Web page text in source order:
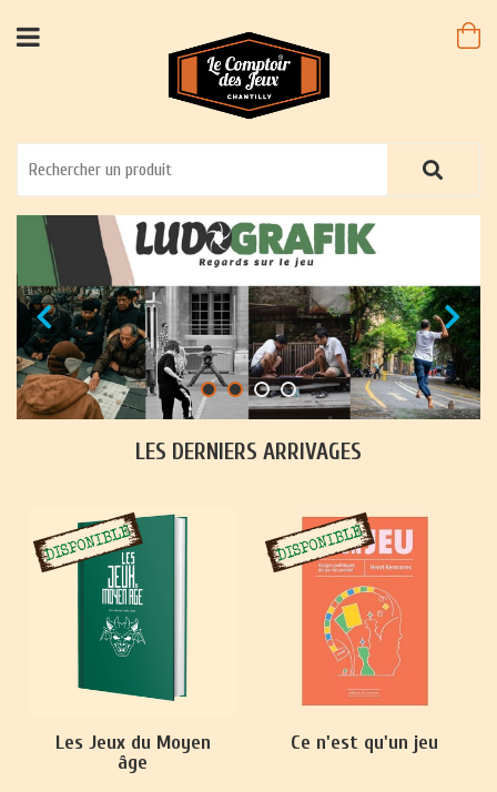
LES DERNIERS ARRIVAGES
Les Jeux du Moyen
âge
Ce n'est qu'un jeu